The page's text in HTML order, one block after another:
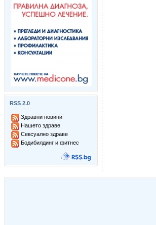
RSS 2.0
Здравни новини
Нашето здраве
Сексуално здраве
Бодибилдинг и фитнес